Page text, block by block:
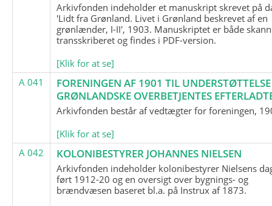
Arkivfonden indeholder et manuskript skrevet på
'Lidt fra Grønland. Livet i Grønland beskrevet af en
grønlænder, I-II', 1903. Manuskriptet er både
transskriberet og findes i PDF-version.
[Klik for at se]
A 041
FORENINGEN AF 1901 TIL
GRØNLANDSKE OVERBETJENTES
Arkivfonden består af vedtægter for foreningen,
[Klik for at se]
A 042
KOLONIBESTYRER JOHANNES NIELSEN
Arkivfonden indeholder kolonibestyrer Nielsens
ført 1912-20 og en oversigt over bygnings- og
brændvæsen baseret bl.a. på Instrux af 1873.